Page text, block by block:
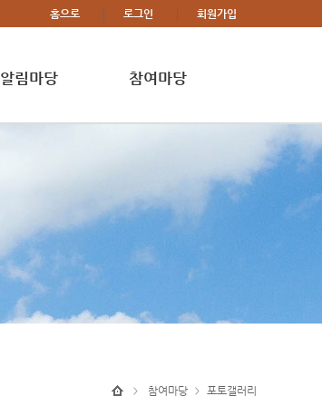
홈으로 로그인 회원가입
알림마당 참여마당
> 참여마당 > 포토갤러리